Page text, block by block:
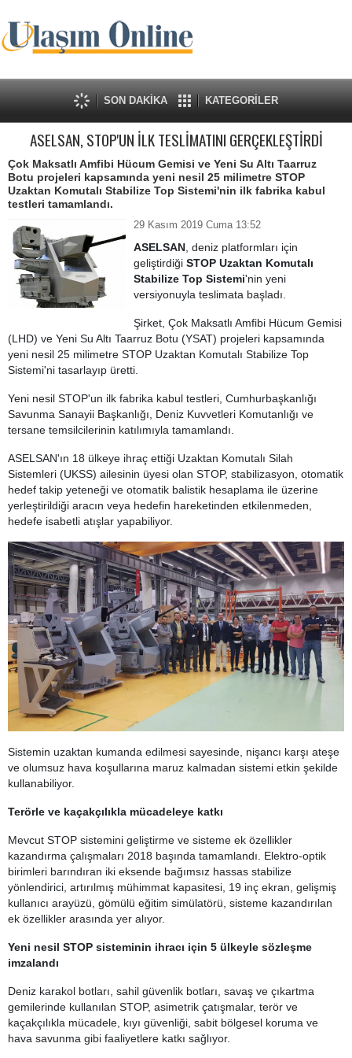
SON DAKİKA KATEGORİLER
ASELSAN, STOP'UN İLK TESLİMATINI GERÇEKLEŞTİRDİ
Çok Maksatlı Amfibi Hücum Gemisi ve Yeni Su Altı Taarruz
Botu projeleri kapsamında yeni nesil 25 milimetre STOP
Uzaktan Komutalı Stabilize Top Sistemi'nin ilk fabrika kabul
testleri tamamlandı.
29 Kasım 2019 Cuma 13:52
ASELSAN , deniz platformları için
geliştirdiği STOP Uzaktan Komutalı
Stabilize Top Sistemi'nin yeni
versiyonuyla teslimata başladı.
Şirket, Çok Maksatlı Amfibi Hücum Gemisi
(LHD) ve Yeni Su Altı Taarruz Botu (YSAT) projeleri kapsamında
yeni nesil 25 milimetre STOP Uzaktan Komutalı Stabilize Top
Sistemi'ni tasarlayıp üretti.
Yeni nesil STOP'un ilk fabrika kabul testleri, Cumhurbaşkanlığı
Savunma Sanayii Başkanlığı, Deniz Kuvvetleri Komutanlığı ve
tersane temsilcilerinin katılımıyla tamamlandı.
ASELSAN'ın 18 ülkeye ihraç ettiği Uzaktan Komutalı Silah
Sistemleri (UKSS) ailesinin üyesi olan STOP, stabilizasyon, otomatik
hedef takip yeteneği ve otomatik balistik hesaplama ile üzerine
yerleştirildiği aracın veya hedefin hareketinden etkilenmeden,
hedefe isabetli atışlar yapabiliyor.
Sistemin uzaktan kumanda edilmesi sayesinde, nişancı karşı ateşe
ve olumsuz hava koşullarına maruz kalmadan sistemi etkin şekilde
kullanabiliyor.
Terörle ve kaçakçılıkla mücadeleye katkı
Mevcut STOP sistemini geliştirme ve sisteme ek özellikler
kazandırma çalışmaları 2018 başında tamamlandı. Elektro-optik
birimleri barındıran iki eksende bağımsız hassas stabilize
yönlendirici, artırılmış mühimmat kapasitesi, 19 inç ekran, gelişmiş
kullanıcı arayüzü, gömülü eğitim simülatörü, sisteme kazandırılan
ek özellikler arasında yer alıyor.
Yeni nesil STOP sisteminin ihracı için 5 ülkeyle sözleşme
imzalandı
Deniz karakol botları, sahil güvenlik botları, savaş ve çıkartma
gemilerinde kullanılan STOP, asimetrik çatışmalar, terör ve
kaçakçılıkla mücadele, kıyı güvenliği, sabit bölgesel koruma ve
hava savunma gibi faaliyetlere katkı sağlıyor.